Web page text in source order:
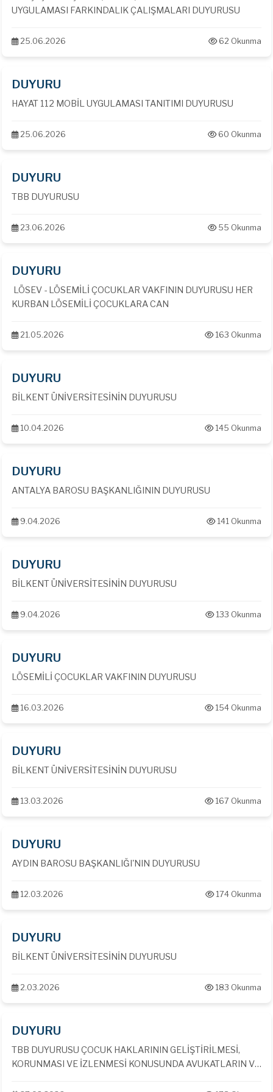
UYGULAMASI FARKINDALIK ÇALIŞMALARI DUYURUSU
25.06.2026 62 Okunma
DUYURU
HAYAT 112 MOBİL UYGULAMASI TANITIMI DUYURUSU
25.06.2026 60 Okunma
DUYURU
TBB DUYURUSU
23.06.2026 55 Okunma
DUYURU
LÖSEV - LÖSEMİLİ ÇOCUKLAR VAKFININ DUYURUSU HER
KURBAN LÖSEMİLİ ÇOCUKLARA CAN
21.05.2026 163 Okunma
DUYURU
BİLKENT ÜNİVERSİTESİNİN DUYURUSU
10.04.2026 145 Okunma
DUYURU
ANTALYA BAROSU BAŞKANLIĞININ DUYURUSU
9.04.2026 141 Okunma
DUYURU
BİLKENT ÜNİVERSİTESİNİN DUYURUSU
9.04.2026 133 Okunma
DUYURU
LÖSEMİLİ ÇOCUKLAR VAKFININ DUYURUSU
16.03.2026 154 Okunma
DUYURU
BİLKENT ÜNİVERSİTESİNİN DUYURUSU
13.03.2026 167 Okunma
DUYURU
AYDIN BAROSU BAŞKANLIĞI'NIN DUYURUSU
12.03.2026 174 Okunma
DUYURU
BİLKENT ÜNİVERSİTESİNİN DUYURUSU
2.03.2026 183 Okunma
DUYURU
TBB DUYURUSU ÇOCUK HAKLARININ GELİŞTİRİLMESİ,
KORUNMASI VE İZLENMESİ KONUSUNDA AVUKATLARIN VE